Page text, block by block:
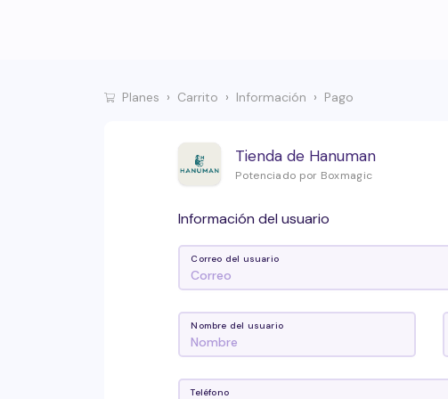
Planes Carrito Información Pago
Tienda de Hanuman
Potenciado por Boxmagic
Información del usuario
Correo del usuario
Nombre del usuario
Teléfono